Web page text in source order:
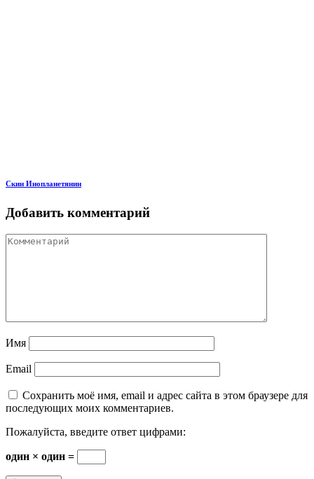
Скин Инопланетянин
Добавить комментарий
Имя
Email
Сохранить моё имя, email и адрес сайта в этом браузере для
последующих моих комментариев.
Пожалуйста, введите ответ цифрами:
один × один =